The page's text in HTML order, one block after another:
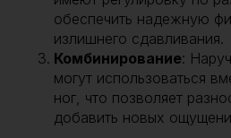
обеспечить надежную
излишнего сдавливания.
Комбинирование:
могут использоваться
ног, что позволяет
добавить новых